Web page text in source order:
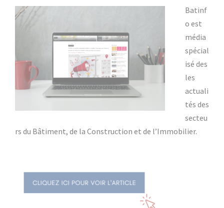
Batinf
o est
média
spécial
isé des
les
actuali
tés des
secteu
rs du Bâtiment, de la Construction et de l’Immobilier.